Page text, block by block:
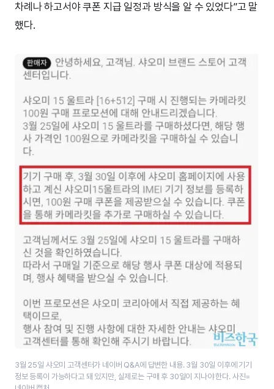
차례나 하고서야 쿠폰 지급 일정과 방식을 알 수 있었다”고 말
했다.
3월 25일 샤오미 고객센터가 네이버 Q&A에 답변한 내용. 3월 30일 이후에 기기
정보 등록이 가능하다고 돼 있지만, 실제로는 구매 후 30일이 지나야 한다. 사진=